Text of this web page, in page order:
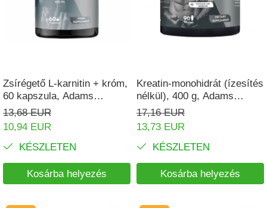
Pattanások
Potencia
Stressz
Szívbetegségek
Termékenység
Vesék
Vizelés
Vérszegénység
Zsírégető L-karnitin + króm,
60 kapszula, Adams
Supplements
13,68 EUR
10,94 EUR
KÉSZLETEN
Kosárba helyezés
Kreatin-monohidrát (ízesítés
nélkül), 400 g, Adams
Supplements
17,16 EUR
13,73 EUR
KÉSZLETEN
Kosárba helyezés